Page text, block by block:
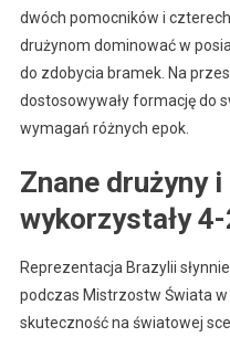
dwóch pomocników i
drużynom dominować w
do zdobycia bramek. Na
dostosowywały formację do
wymagań różnych epok.
Znane drużyny
wykorzystały
Reprezentacja Brazylii
podczas Mistrzostw Świata
skuteczność na światowej